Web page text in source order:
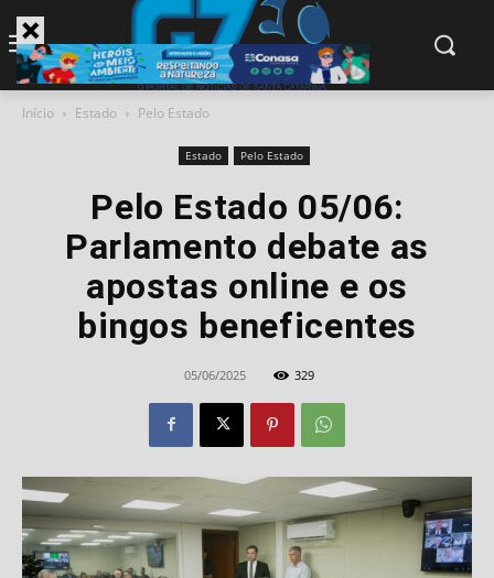
Início Estado Pelo Estado
Estado Pelo Estado
Pelo Estado 05/06:
Parlamento debate as
apostas online e os
bingos beneficentes
05/06/2025 329
modal-check